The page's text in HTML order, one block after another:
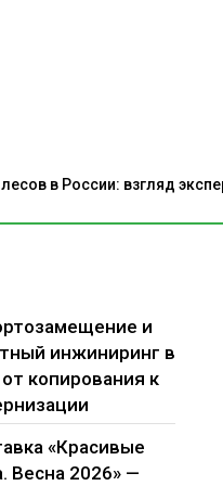
и
инжиниринг в
копирования к
«Красивые
Весна 2026» —
в России: взгляд